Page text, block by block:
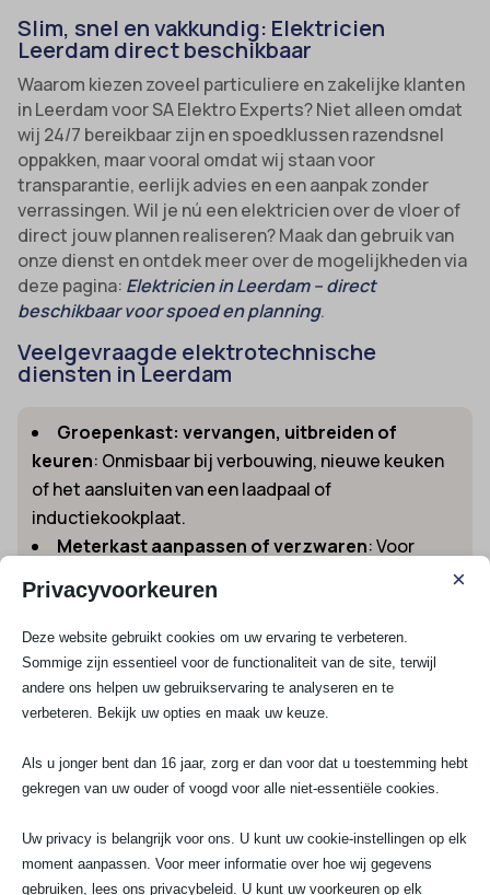
Slim, snel en vakkundig: Elektricien
Leerdam direct beschikbaar
Waarom kiezen zoveel particuliere en zakelijke klanten
in Leerdam voor SA Elektro Experts? Niet alleen omdat
wij 24/7 bereikbaar zijn en spoedklussen razendsnel
oppakken, maar vooral omdat wij staan voor
transparantie, eerlijk advies en een aanpak zonder
verrassingen. Wil je nú een elektricien over de vloer of
direct jouw plannen realiseren? Maak dan gebruik van
onze dienst en ontdek meer over de mogelijkheden via
deze pagina: Elektricien in Leerdam – direct
beschikbaar voor spoed en planning.
Veelgevraagde elektrotechnische
diensten in Leerdam
Groepenkast: vervangen, uitbreiden of
keuren: Onmisbaar bij verbouwing, nieuwe keuken
of het aansluiten van een laadpaal of
inductiekookplaat.
Meterkast aanpassen of verzwaren: Voor
krachtstroom of warmtepomp.
Licht- en stroomvoorziening aanleggen in de
tuin, schuur of zolder: Altijd veilig uitgevoerd,
inclusief waterdichte buitenstopcontacten en
bewegingssensoren.
installatie plaatsen: Wij zorgen voor de juiste
bekabeling, extra groepen en veilige aansluiting in je
meterkast.
Aarding aanleggen en controleren: Onmisbaar
voor veiligheid, voorkomt kans op schokken en
Privacyvoorkeuren ×
Deze website gebruikt cookies om uw ervaring te verbeteren.
Sommige zijn essentieel voor de functionaliteit van de site, terwijl
andere ons helpen uw gebruikservaring te analyseren en te
verbeteren. Bekijk uw opties en maak uw keuze.
Als u jonger bent dan 16 jaar, zorg er dan voor dat u toestemming hebt
gekregen van uw ouder of voogd voor alle niet-essentiële cookies.
Uw privacy is belangrijk voor ons. U kunt uw cookie-instellingen op elk
moment aanpassen. Voor meer informatie over hoe wij gegevens
gebruiken, lees ons privacybeleid. U kunt uw voorkeuren op elk